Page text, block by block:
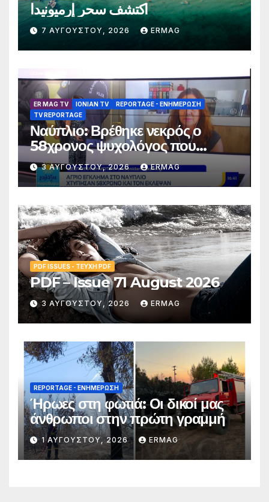
اكتشف سحر إرميونيدا
7 ΑΥΓΟΎΣΤΟΥ, 2026 ERMAG
ER MAG TV IONIAN TV
REPORTAGE - EΝΗΜΈΡΩΣΗ
TV REPORTAGE
Ναύπλιο: Βρέθηκε νεκρός ο
58χρονος ψυχολόγος που
αγνοούνταν για αρκετές ημέρες –
Συνελήφθησαν 2 άτομα
3 ΑΥΓΟΎΣΤΟΥ, 2026 ERMAG
PDF ISSUES - ΤΕΎΧΗ PDF
PDF – Issue 71 August 2026
3 ΑΥΓΟΎΣΤΟΥ, 2026 ERMAG
REPORTAGE - EΝΗΜΈΡΩΣΗ
Ήρωες στη φωτιά: Οι δικοί μας
άνθρωποι στην πρώτη γραμμή
1 ΑΥΓΟΎΣΤΟΥ, 2026 ERMAG